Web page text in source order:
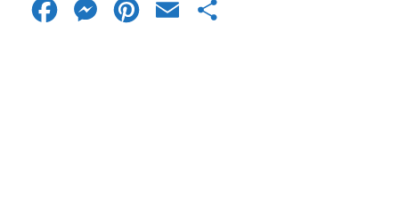
FacebookMessengerPinterest
Email